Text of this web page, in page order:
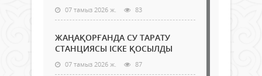
07 тамыз 2026 ж. 83
ЖАҢАҚОРҒАНДА СУ ТАРАТУ
СТАНЦИЯСЫ ІСКЕ ҚОСЫЛДЫ
07 тамыз 2026 ж. 87